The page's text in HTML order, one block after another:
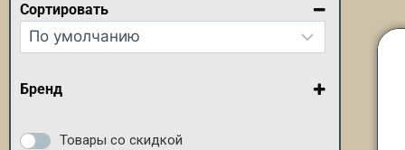
Сортировать
Сортировка товаров
Бренд
Madwave
Товары со скидкой